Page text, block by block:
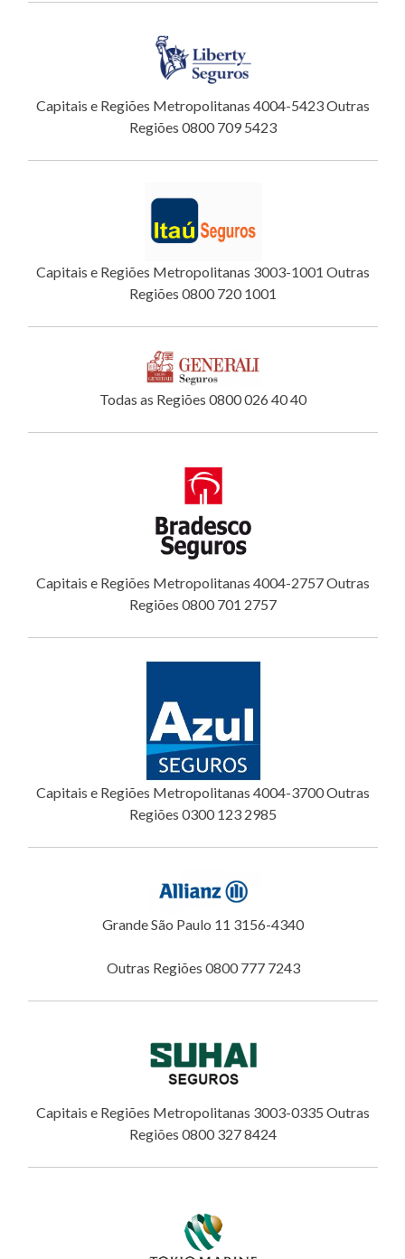
Capitais e Regiões Metropolitanas 4004-5423 Outras
Regiões 0800 709 5423
Capitais e Regiões Metropolitanas 3003-1001 Outras
Regiões 0800 720 1001
Todas as Regiões 0800 026 40 40
Capitais e Regiões Metropolitanas 4004-2757 Outras
Regiões 0800 701 2757
Capitais e Regiões Metropolitanas 4004-3700 Outras
Regiões 0300 123 2985
Grande São Paulo 11 3156-4340
Outras Regiões 0800 777 7243
Capitais e Regiões Metropolitanas 3003-0335 Outras
Regiões 0800 327 8424